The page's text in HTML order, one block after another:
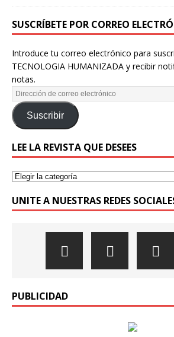
SUSCRÍBETE POR CORREO
Introduce tu correo electrónico para
TECNOLOGIA HUMANIZADA y recibir
notas.
Suscribir
LEE LA REVISTA QUE DESEES
UNITE A NUESTRAS REDES
PUBLICIDAD